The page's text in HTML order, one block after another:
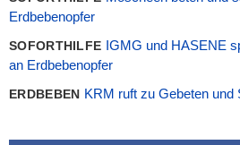
Erdbebenopfer
SOFORTHILFE IGMG und HASENE
an Erdbebenopfer
ERDBEBEN KRM ruft zu Gebeten und